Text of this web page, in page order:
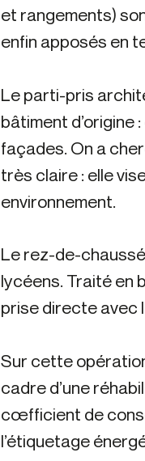
et rangements)
enfin apposés en
Le parti-pris
bâtiment d’origine
façades. On a
très claire : elle
environnement.
Le rez-de-
lycéens. Traité en
prise directe avec
Sur cette
cadre d’une
cœfficient de
l’étiquetage